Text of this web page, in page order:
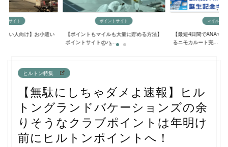
トサイト
しい人向け】お小遣い
ポイントサイト
【ポイントもマイルも大量に貯める方法】
ポイントサイトのハ...
マイルの
【最短4日間でANAマ
るニモカルート完...
ヒルトン特集
【無駄にしちゃダメよ速報】ヒル
トングランドバケーションズの余
りそうなクラブポイントは年明け
前にヒルトンポイントへ！